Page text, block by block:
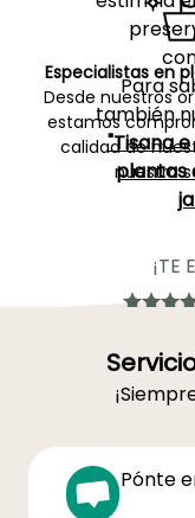
Para
también
"Tisana
plantas
¡TE
Especialistas en
Desde nuestros
estamos
calidad de
nuestro
Pónte